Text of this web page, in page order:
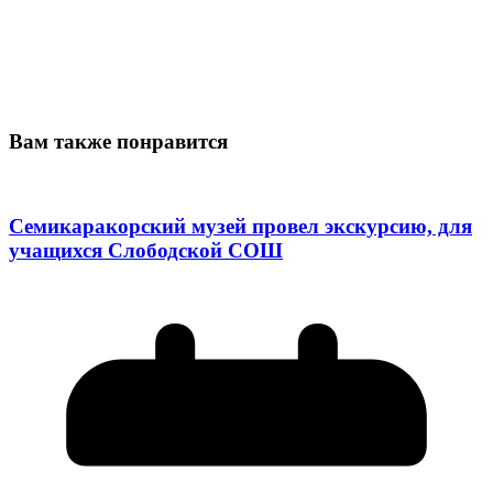
Вам также понравится
Семикаракорский музей провел экскурсию, для
учащихся Слободской СОШ